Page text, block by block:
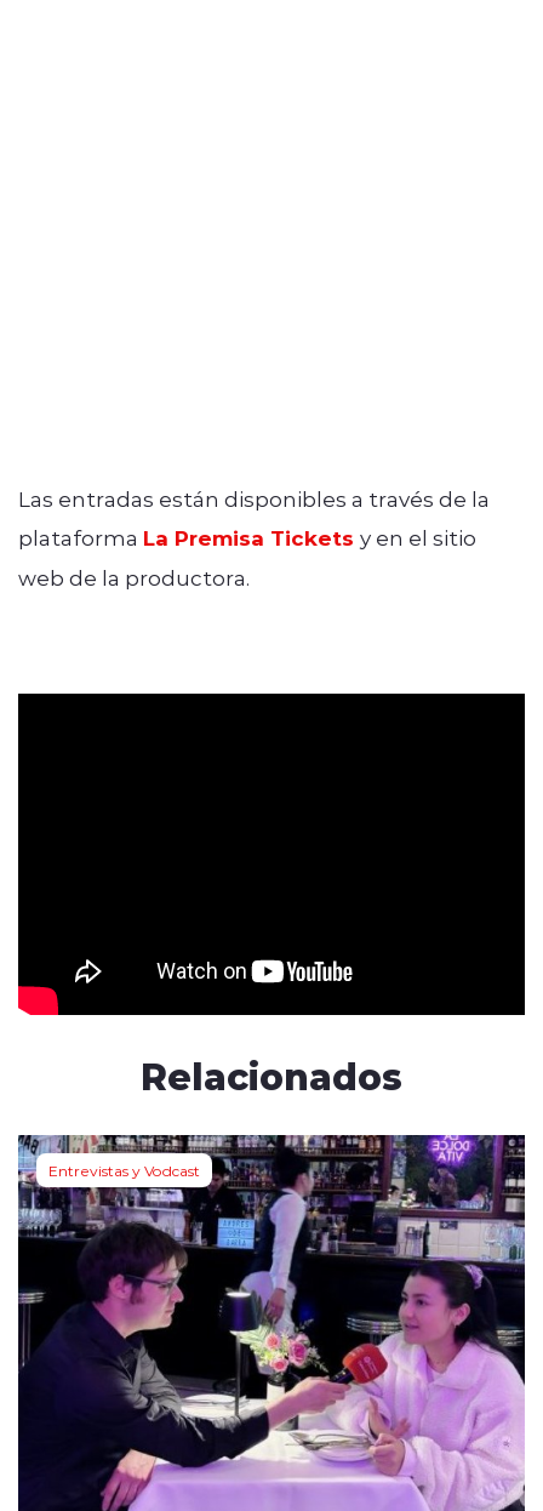
Las entradas están disponibles a través de la
plataforma La Premisa Tickets y en el sitio
web de la productora.
Relacionados
Entrevistas y Vodcast